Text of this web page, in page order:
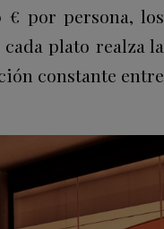
€ por persona, los
plato realza la
constante entre